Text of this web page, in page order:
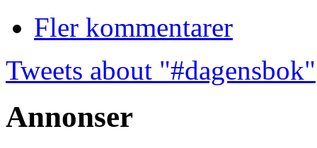
Fler kommentarer
Tweets about "#dagensbok"
Annonser